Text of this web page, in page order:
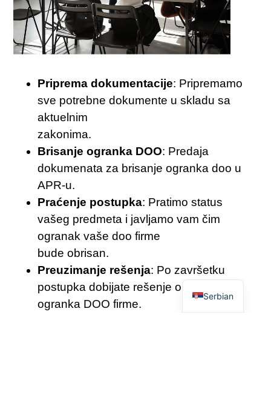
Priprema dokumentacije: Pripremamo
sve potrebne dokumente u skladu sa
aktuelnim
zakonima.
Brisanje ogranka DOO: Predaja
dokumenata za brisanje ogranka doo u
APR-u.
Praćenje postupka: Pratimo status
vašeg predmeta i javljamo vam čim
ogranak vaše doo firme
bude obrisan.
Preuzimanje rešenja: Po završetku
postupka dobijate rešenje o brisanju
ogranka DOO firme.
Serbian
English